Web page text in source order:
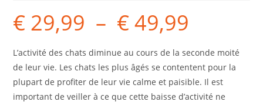
€ 29,99 – €49,99
L’activité des chats diminue au cours de la seconde moité
de leur vie. Les chats les plus âgés se contentent pour la
plupart de profiter de leur vie calme et paisible. Il est
important de veiller à ce que cette baisse d’activité ne